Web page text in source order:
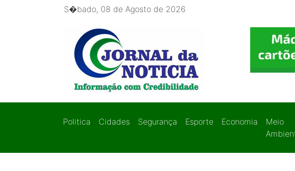
S�bado, 08 de Agosto de 2026
Politica Cidades Segurança Esporte Economia
Meio